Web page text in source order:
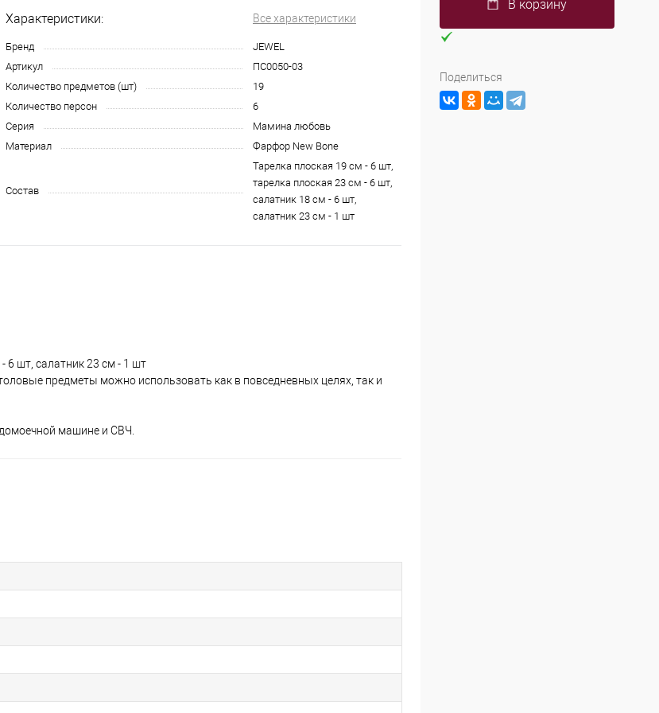
Характеристики: Все характеристики
Бренд
JEWEL
Артикул
ПС0050-03
Количество предметов (шт)
19
Количество персон
6
Серия
Мамина любовь
Материал
Фарфор New Bone
Состав
Тарелка плоская 19 см - 6 шт,
тарелка плоская 23 см - 6 шт,
салатник 18 см - 6 шт,
салатник 23 см - 1 шт
6 шт, салатник 23 см - 1 шт
предметы можно использовать как в повседневных целях, так и
машине и СВЧ.
В корзину
Поделиться